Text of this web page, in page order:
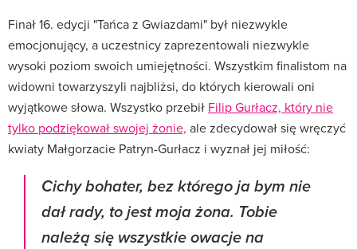
Finał 16. edycji "Tańca z Gwiazdami" był niezwykle
emocjonujący, a uczestnicy zaprezentowali niezwykle
wysoki poziom swoich umiejętności. Wszystkim finalistom na
widowni towarzyszyli najbliżsi, do których kierowali oni
wyjątkowe słowa. Wszystko przebił Filip Gurłacz, który nie
tylko podziękował swojej żonie, ale zdecydował się wręczyć
kwiaty Małgorzacie Patryn-Gurłacz i wyznał jej miłość:
Cichy bohater, bez którego ja bym nie
dał rady, to jest moja żona. Tobie
należą się wszystkie owacje na